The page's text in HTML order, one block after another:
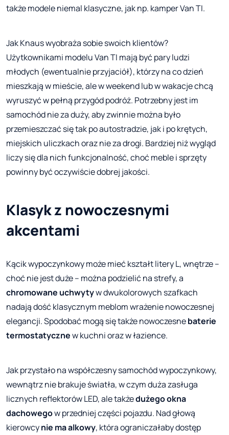
także modele niemal klasyczne, jak np. kamper Van TI.
Jak Knaus wyobraża sobie swoich klientów?
Użytkownikami modelu Van TI mają być pary ludzi
młodych (ewentualnie przyjaciół), którzy na co dzień
mieszkają w mieście, ale w weekend lub w wakacje chcą
wyruszyć w pełną przygód podróż. Potrzebny jest im
samochód nie za duży, aby zwinnie można było
przemieszczać się tak po autostradzie, jak i po krętych,
miejskich uliczkach oraz nie za drogi. Bardziej niż wygląd
liczy się dla nich funkcjonalność, choć meble i sprzęty
powinny być oczywiście dobrej jakości.
Klasyk z nowoczesnymi
akcentami
Kącik wypoczynkowy może mieć kształt litery L, wnętrze –
choć nie jest duże – można podzielić na strefy, a
chromowane uchwytyw dwukolorowych szafkach
nadają dość klasycznym meblom wrażenie nowoczesnej
elegancji. Spodobać mogą się także nowoczesnebaterie
termostatycznew kuchni oraz w łazience.
Jak przystało na współczesny samochód wypoczynkowy,
wewnątrz nie brakuje światła, w czym duża zasługa
licznych reflektorów LED, ale takżedużego okna
dachowegow przedniej części pojazdu. Nad głową
kierowcynie ma alkowy, która ograniczałaby dostęp